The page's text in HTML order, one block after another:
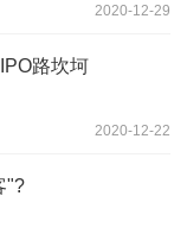
2020-12-29
路坎坷
2020-12-22
"?